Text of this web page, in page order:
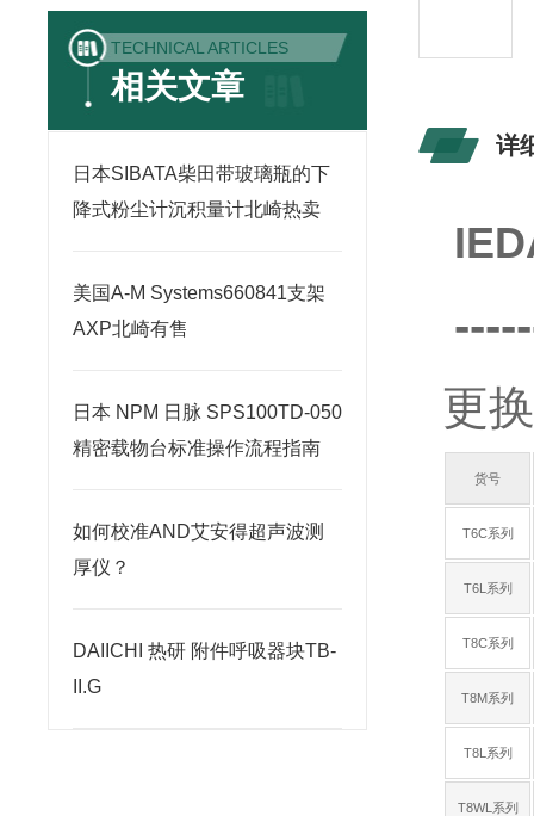
TECHNICAL ARTICLES
相关文章
日本SIBATA柴田带玻璃瓶的下
降式粉尘计沉积量计北崎热卖
美国A-M Systems660841支架
AXP北崎有售
日本 NPM 日脉 SPS100TD-050
精密载物台标准操作流程指南
如何校准AND艾安得超声波测
厚仪？
DAIICHI 热研 附件呼吸器块TB-
II.G
详
更
货号
T6C系列
T6L系列
T8C系列
T8M系列
T8L系列
T8WL系列